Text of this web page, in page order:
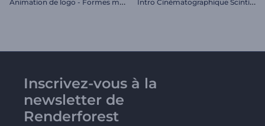
Inscrivez-vous à la
newsletter de
Renderforest